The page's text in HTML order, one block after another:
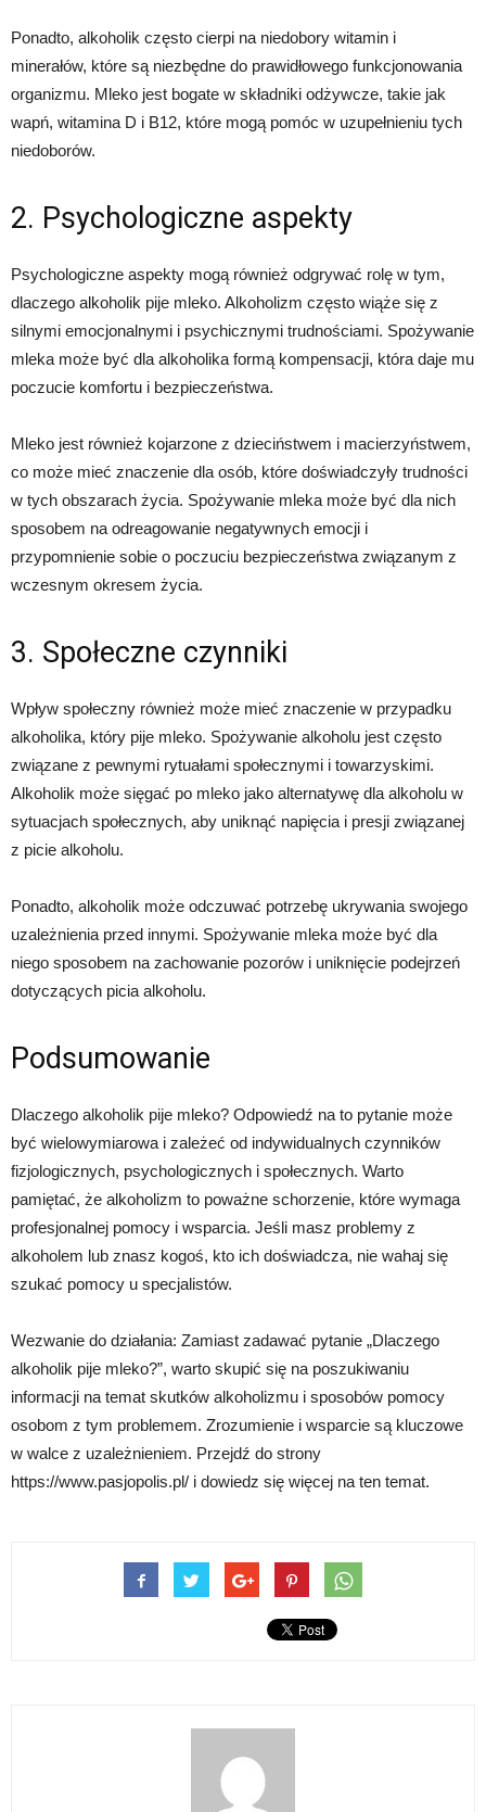
Ponadto, alkoholik często cierpi na niedobory witamin i
minerałów, które są niezbędne do prawidłowego funkcjonowania
organizmu. Mleko jest bogate w składniki odżywcze, takie jak
wapń, witamina D i B12, które mogą pomóc w uzupełnieniu tych
niedoborów.
2. Psychologiczne aspekty
Psychologiczne aspekty mogą również odgrywać rolę w tym,
dlaczego alkoholik pije mleko. Alkoholizm często wiąże się z
silnymi emocjonalnymi i psychicznymi trudnościami. Spożywanie
mleka może być dla alkoholika formą kompensacji, która daje mu
poczucie komfortu i bezpieczeństwa.
Mleko jest również kojarzone z dzieciństwem i macierzyństwem,
co może mieć znaczenie dla osób, które doświadczyły trudności
w tych obszarach życia. Spożywanie mleka może być dla nich
sposobem na odreagowanie negatywnych emocji i
przypomnienie sobie o poczuciu bezpieczeństwa związanym z
wczesnym okresem życia.
3. Społeczne czynniki
Wpływ społeczny również może mieć znaczenie w przypadku
alkoholika, który pije mleko. Spożywanie alkoholu jest często
związane z pewnymi rytuałami społecznymi i towarzyskimi.
Alkoholik może sięgać po mleko jako alternatywę dla alkoholu w
sytuacjach społecznych, aby uniknąć napięcia i presji związanej
z picie alkoholu.
Ponadto, alkoholik może odczuwać potrzebę ukrywania swojego
uzależnienia przed innymi. Spożywanie mleka może być dla
niego sposobem na zachowanie pozorów i uniknięcie podejrzeń
dotyczących picia alkoholu.
Podsumowanie
Dlaczego alkoholik pije mleko? Odpowiedź na to pytanie może
być wielowymiarowa i zależeć od indywidualnych czynników
fizjologicznych, psychologicznych i społecznych. Warto
pamiętać, że alkoholizm to poważne schorzenie, które wymaga
profesjonalnej pomocy i wsparcia. Jeśli masz problemy z
alkoholem lub znasz kogoś, kto ich doświadcza, nie wahaj się
szukać pomocy u specjalistów.
Wezwanie do działania: Zamiast zadawać pytanie „Dlaczego
alkoholik pije mleko?”, warto skupić się na poszukiwaniu
informacji na temat skutków alkoholizmu i sposobów pomocy
osobom z tym problemem. Zrozumienie i wsparcie są kluczowe
w walce z uzależnieniem. Przejdź do strony
https://www.pasjopolis.pl/ i dowiedz się więcej na ten temat.